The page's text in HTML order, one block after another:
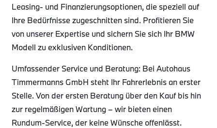
Leasing- und Finanzierungsoptionen, die speziell auf
Ihre Bedürfnisse zugeschnitten sind. Profitieren Sie
von unserer Expertise und sichern Sie sich Ihr BMW
Modell zu exklusiven Konditionen.
Umfassender Service und Beratung: Bei Autohaus
Timmermanns GmbH steht Ihr Fahrerlebnis an erster
Stelle. Von der ersten Beratung über den Kauf bis hin
zur regelmäßigen Wartung – wir bieten einen
Rundum-Service, der keine Wünsche offenlässt.